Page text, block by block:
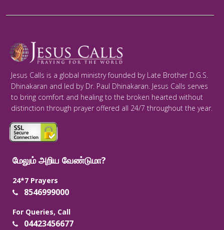
Jesus Calls is a global ministry founded by Late Brother D.G.S.
Dhinakaran and led by Dr. Paul Dhinakaran. Jesus Calls serves
to bring comfort and healing to the broken hearted without
distinction through prayer offered all 24/7 throughout the year.
மேலும் அறிய வேண்டுமா?
24*7 Prayers
8546999000
For Queries, Call
04423456677